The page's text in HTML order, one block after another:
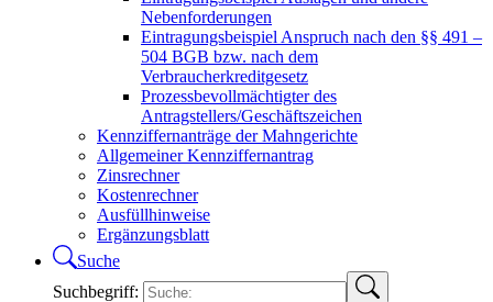
Nebenforderungen
Eintragungsbeispiel Anspruch nach den §§ 491 –
504 BGB bzw. nach dem
Verbraucherkreditgesetz
Prozessbevollmächtigter des
Antragstellers/Geschäftszeichen
Kennziffernanträge der Mahngerichte
Allgemeiner Kennziffernantrag
Zinsrechner
Kostenrechner
Ausfüllhinweise
Ergänzungsblatt
Suche
Suchbegriff: